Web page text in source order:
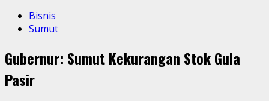
Bisnis
Sumut
Gubernur: Sumut Kekurangan Stok Gula
Pasir